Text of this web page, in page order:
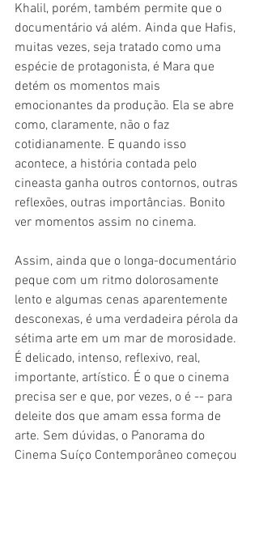
Khalil, porém, também permite que o
documentário vá além. Ainda que Hafis,
muitas vezes, seja tratado como uma
espécie de protagonista, é Mara que
detém os momentos mais
emocionantes da produção. Ela se abre
como, claramente, não o faz
cotidianamente. E quando isso
acontece, a história contada pelo
cineasta ganha outros contornos, outras
reflexões, outras importâncias. Bonito
ver momentos assim no cinema.
Assim, ainda que o longa-documentário
peque com um ritmo dolorosamente
lento e algumas cenas aparentemente
desconexas, é uma verdadeira pérola da
sétima arte em um mar de morosidade.
É delicado, intenso, reflexivo, real,
importante, artístico. É o que o cinema
precisa ser e que, por vezes, o é -- para
deleite dos que amam essa forma de
arte. Sem dúvidas, o Panorama do
Cinema Suíço Contemporâneo começou